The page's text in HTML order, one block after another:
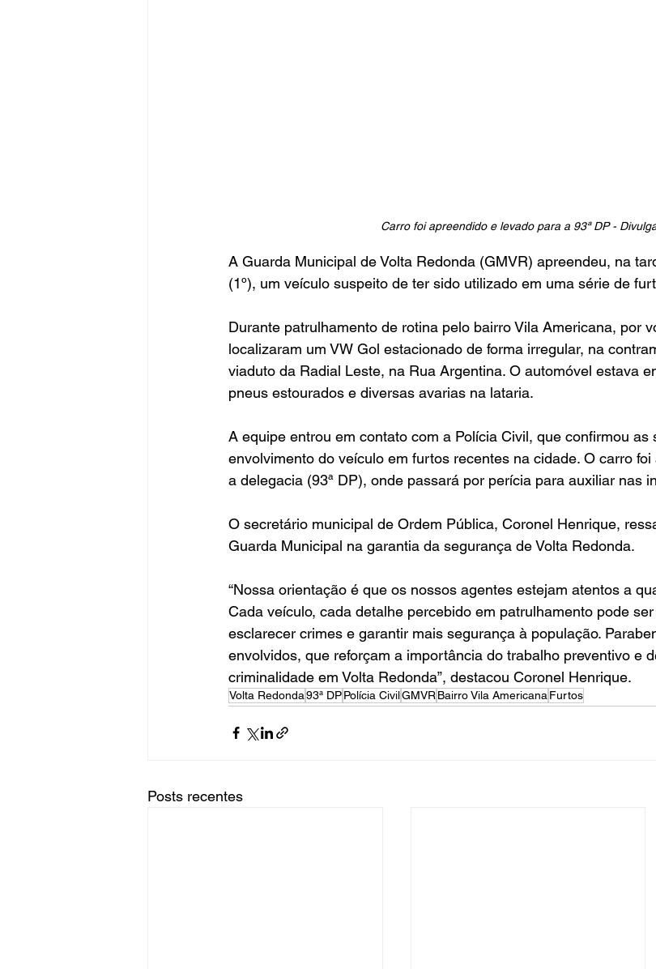
Carro foi apreendido e levado para a 93ª DP -
A Guarda Municipal de Volta Redonda (GMVR) apreendeu, na
(1º), um veículo suspeito de ter sido utilizado em uma série de
Durante patrulhamento de rotina pelo bairro Vila Americana, por
localizaram um VW Gol estacionado de forma irregular, na
viaduto da Radial Leste, na Rua Argentina. O automóvel estava
pneus estourados e diversas avarias na lataria.
A equipe entrou em contato com a Polícia Civil, que confirmou as
envolvimento do veículo em furtos recentes na cidade. O carro
a delegacia (93ª DP), onde passará por perícia para auxiliar nas
O secretário municipal de Ordem Pública, Coronel Henrique,
Guarda Municipal na garantia da segurança de Volta Redonda.
“Nossa orientação é que os nossos agentes estejam atentos a
Cada veículo, cada detalhe percebido em patrulhamento pode
esclarecer crimes e garantir mais segurança à população.
envolvidos, que reforçam a importância do trabalho preventivo e
criminalidade em Volta Redonda”, destacou Coronel Henrique.
Volta Redonda93ª DPPolícia CivilGMVRBairro Vila Americana Furtos
Posts recentes